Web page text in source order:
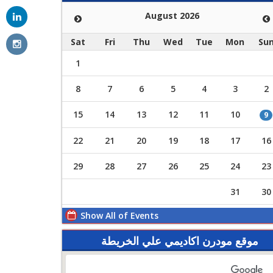
August 2026
Mon
Tue
Wed
Thu
Fri
Sat
1
2
3
4
5
6
7
8
9
10
11
12
13
14
15
16
17
18
19
20
21
22
23
24
25
26
27
28
29
30
31
Show All of Events
موقع مودرن اكاديمي علي الخريطة